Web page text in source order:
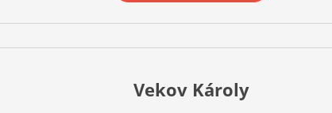
Vekov Károly